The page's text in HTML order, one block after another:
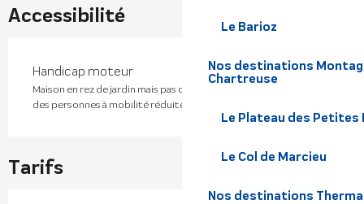
Le Barioz
Nos destinations
Chartreuse
Le Plateau des Petites
Le Col de Marcieu
Nos destinations
Accessibilité
Handicap moteur
Maison en rez de jardin mais pas conçue spécifiquement pour
des personnes à mobilité réduite.
Tarifs